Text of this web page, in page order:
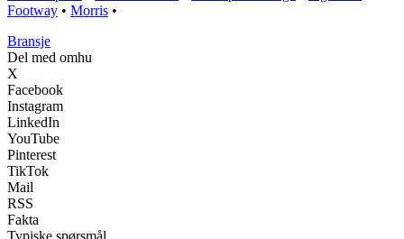
Footway • Morris •
Bransje
Del med omhu
X
Facebook
Instagram
LinkedIn
YouTube
Pinterest
TikTok
Mail
RSS
Fakta
Typiske spørsmål